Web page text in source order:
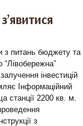
з питань бюджету та
“Лівобережна”
інвестицій
Інформаційний
станції 2200 кв. м.
з